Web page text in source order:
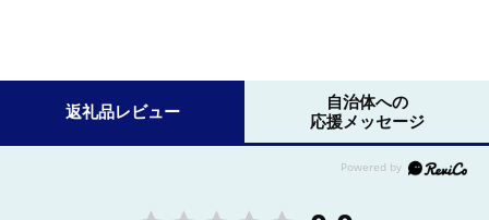
返礼品レビュー
自治体への
応援メッセージ